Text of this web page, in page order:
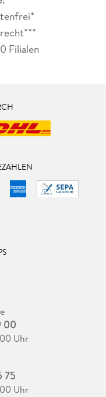
Filialen
00
Uhr
75
Uhr